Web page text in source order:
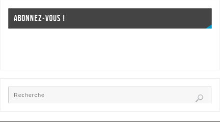
ABONNEZ-VOUS !